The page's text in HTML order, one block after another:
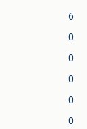
6
0
0
0
0
0